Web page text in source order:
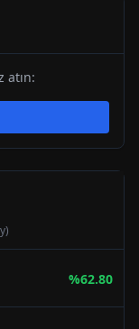
atın:
%62.80